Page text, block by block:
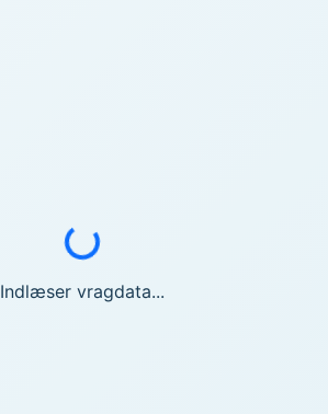
Indlæser...
Indlæser vragdata...